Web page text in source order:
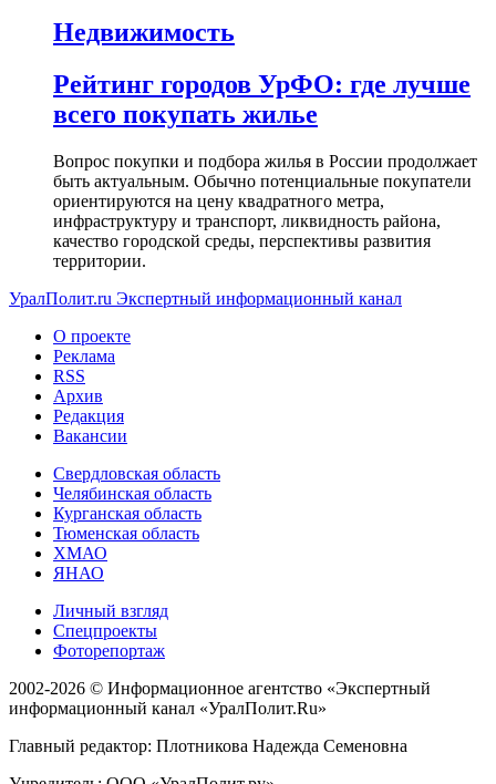
Недвижимость
Рейтинг городов УрФО: где лучше
всего покупать жилье
Вопрос покупки и подбора жилья в России продолжает
быть актуальным. Обычно потенциальные покупатели
ориентируются на цену квадратного метра,
инфраструктуру и транспорт, ликвидность района,
качество городской среды, перспективы развития
территории.
УралПолит.ru Экспертный информационный канал
О проекте
Реклама
RSS
Архив
Редакция
Вакансии
Свердловская область
Челябинская область
Курганская область
Тюменская область
ХМАО
ЯНАО
Личный взгляд
Спецпроекты
Фоторепортаж
2002-2026 © Информационное агентство «Экспертный
информационный канал «УралПолит.Ru»
Главный редактор: Плотникова Надежда Семеновна